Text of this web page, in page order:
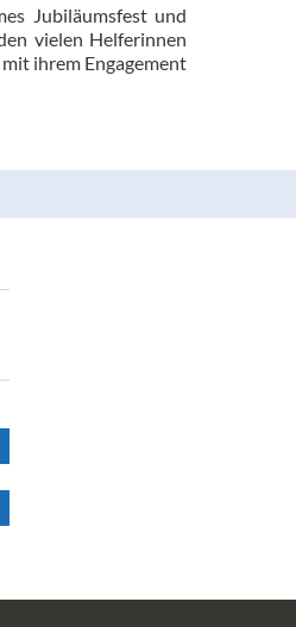
Jubiläumsfest und
vielen Helferinnen
ihrem Engagement